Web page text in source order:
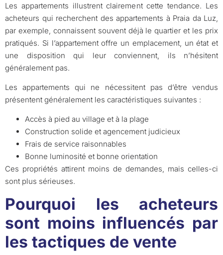
Les appartements illustrent clairement cette tendance. Les
acheteurs qui recherchent des appartements à Praia da Luz,
par exemple, connaissent souvent déjà le quartier et les prix
pratiqués. Si l’appartement offre un emplacement, un état et
une disposition qui leur conviennent, ils n’hésitent
généralement pas.
Les appartements qui ne nécessitent pas d’être vendus
présentent généralement les caractéristiques suivantes :
Accès à pied au village et à la plage
Construction solide et agencement judicieux
Frais de service raisonnables
Bonne luminosité et bonne orientation
Ces propriétés attirent moins de demandes, mais celles-ci
sont plus sérieuses.
Pourquoi les acheteurs
sont moins influencés par
les tactiques de vente